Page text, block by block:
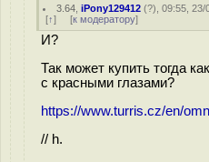
3.64 ,iPony129412 (?), 09:55, 23/
[↑] [к модератору]
И?
Так может купить тогда
с красными глазами?
https://www.turris.cz/en/
// h.